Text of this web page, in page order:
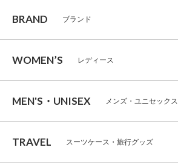
BRAND ブランド
WOMEN’S レディース
MEN'S・UNISEX メンズ・ユニセックス
TRAVEL スーツケース・旅行グッズ